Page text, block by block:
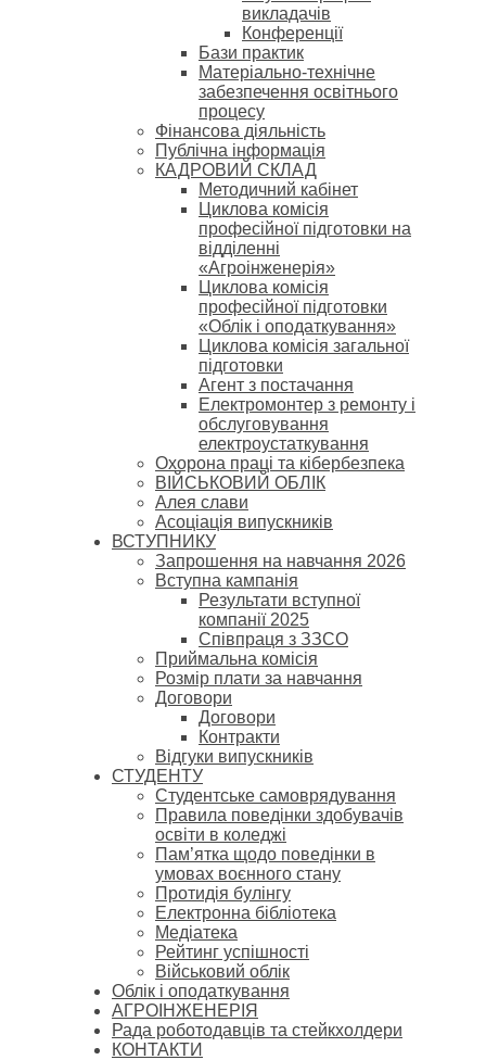
викладачів
Конференції
Бази практик
Матеріально-технічне
забезпечення освітнього
процесу
Фінансова діяльність
Публічна інформація
КАДРОВИЙ СКЛАД
Методичний кабінет
Циклова комісія
професійної підготовки на
відділенні
«Агроінженерія»
Циклова комісія
професійної підготовки
«Облік і оподаткування»
Циклова комісія загальної
підготовки
Агент з постачання
Електромонтер з ремонту і
обслуговування
електроустаткування
Охорона праці та кібербезпека
ВІЙСЬКОВИЙ ОБЛІК
Алея слави
Асоціація випускників
ВСТУПНИКУ
Запрошення на навчання 2026
Вступна кампанія
Результати вступної
компанії 2025
Співпраця з ЗЗСО
Приймальна комісія
Розмір плати за навчання
Договори
Договори
Контракти
Відгуки випускників
СТУДЕНТУ
Cтудентське самоврядування
Правила поведінки здобувачів
освіти в коледжі
Пам’ятка щодо поведінки в
умовах воєнного стану
Протидія булінгу
Електронна бібліотека
Медіатека
Рейтинг успішності
Військовий облік
Облік і оподаткування
АГРОІНЖЕНЕРІЯ
Рада роботодавців та стейкхолдери
КОНТАКТИ